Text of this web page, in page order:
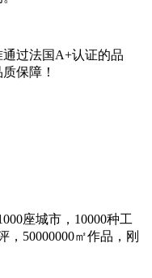
过法国A+认证的品
保障！
座城市，10000种工
，50000000㎡作品，刚